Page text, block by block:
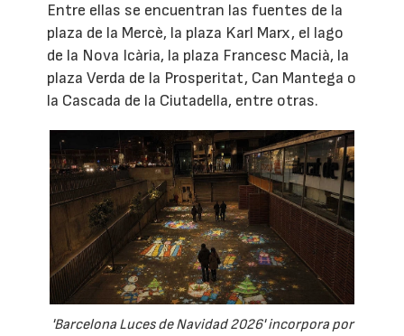
Entre ellas se encuentran las fuentes de la
plaza de la Mercè, la plaza Karl Marx, el lago
de la Nova Icària, la plaza Francesc Macià, la
plaza Verda de la Prosperitat, Can Mantega o
la Cascada de la Ciutadella, entre otras.
'Barcelona Luces de Navidad 2026' incorpora por